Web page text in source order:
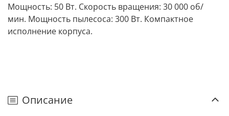
Мощность: 50 Вт. Скорость вращения: 30 000 об/
мин. Мощность пылесоса: 300 Вт. Компактное
исполнение корпуса.
Описание